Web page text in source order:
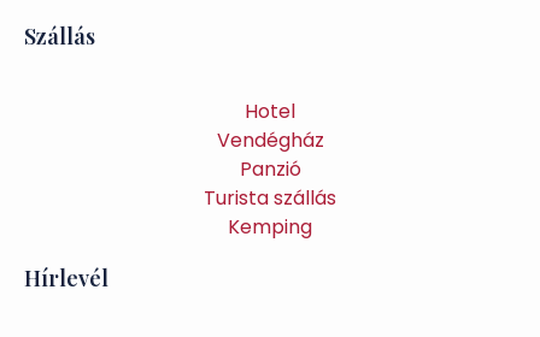
Szállás
Hotel
Vendégház
Panzió
Turista szállás
Kemping
Hírlevél